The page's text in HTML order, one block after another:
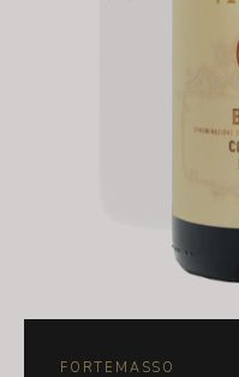
FORTEMASSO